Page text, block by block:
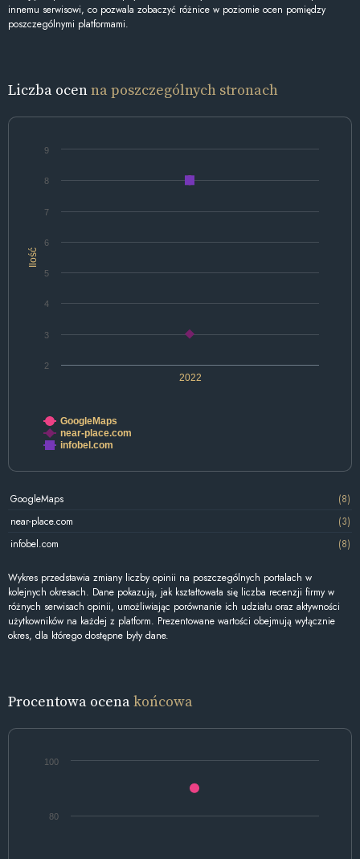
innemu serwisowi, co pozwala zobaczyć różnice w poziomie ocen pomiędzy
poszczególnymi platformami.
Liczba ocenna poszczególnych stronach
Ilość
2022
2
3
4
5
6
7
8
9
GoogleMaps
near-place.com
infobel.com
GoogleMaps
(8)
near-place.com
(3)
infobel.com
(8)
Wykres przedstawia zmiany liczby opinii na poszczególnych portalach w
kolejnych okresach. Dane pokazują, jak kształtowała się liczba recenzji firmy w
różnych serwisach opinii, umożliwiając porównanie ich udziału oraz aktywności
użytkowników na każdej z platform. Prezentowane wartości obejmują wyłącznie
okres, dla którego dostępne były dane.
Procentowa ocenakońcowa
80
100